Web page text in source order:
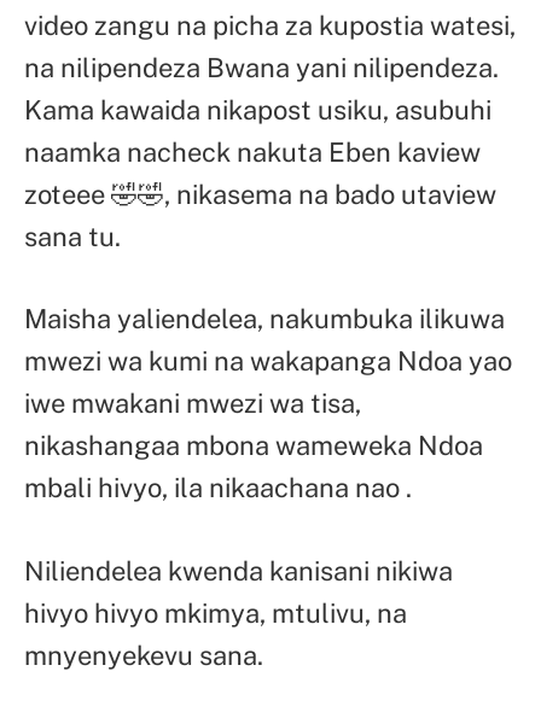
video zangu na picha za kupostia watesi,
na nilipendeza Bwana yani nilipendeza.
Kama kawaida nikapost usiku, asubuhi
naamka nacheck nakuta Eben kaview
zoteee 🤣🤣, nikasema na bado utaview
sana tu.
Maisha yaliendelea, nakumbuka ilikuwa
mwezi wa kumi na wakapanga Ndoa yao
iwe mwakani mwezi wa tisa,
nikashangaa mbona wameweka Ndoa
mbali hivyo, ila nikaachana nao .
Niliendelea kwenda kanisani nikiwa
hivyo hivyo mkimya, mtulivu, na
mnyenyekevu sana.